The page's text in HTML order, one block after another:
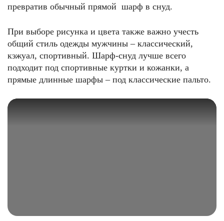
превратив обычный прямой шарф в снуд.
При выборе рисунка и цвета также важно учесть
общий стиль одежды мужчины – классический,
кэжуал, спортивный. Шарф-снуд лучше всего
подходит под спортивные куртки и кожанки, а
прямые длинные шарфы – под классические пальто.